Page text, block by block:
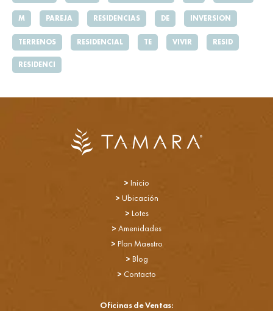
M PAREJA RESIDENCIAS DE INVERSION
TERRENOS RESIDENCIAL TE VIVIR RESID
RESIDENCI
> Inicio
> Ubicación
> Lotes
> Amenidades
> Plan Maestro
> Blog
> Contacto
Oficinas de Ventas: